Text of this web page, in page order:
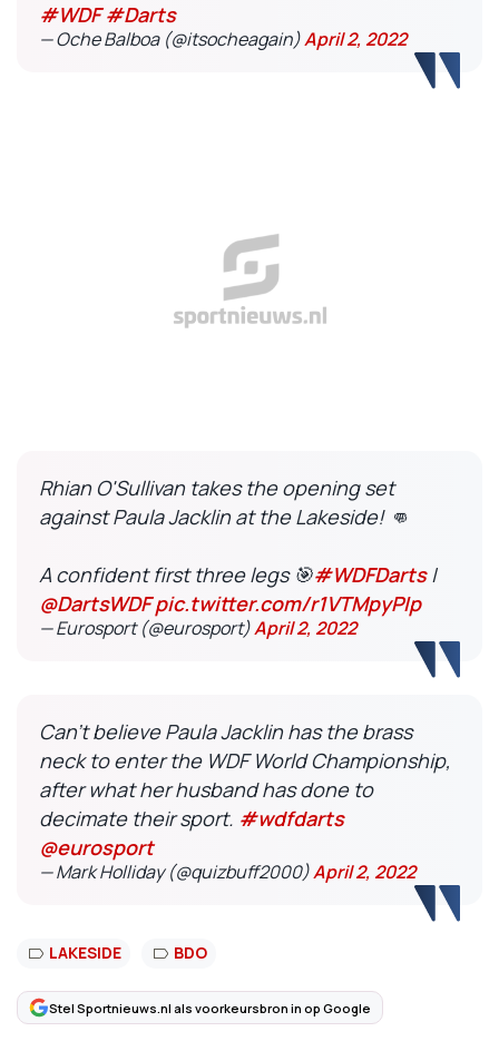
#WDF #Darts
— Oche Balboa (@itsocheagain)April 2, 2022
Rhian O'Sullivan takes the opening set
against Paula Jacklin at the Lakeside! 👊
A confident first three legs 🎯#WDFDarts|
@DartsWDF pic.twitter.com/r1VTMpyPIp
— Eurosport (@eurosport)April 2, 2022
Can’t believe Paula Jacklin has the brass
neck to enter the WDF World Championship,
after what her husband has done to
decimate their sport. #wdfdarts
@eurosport
— Mark Holliday (@quizbuff2000)April 2, 2022
LAKESIDE BDO
Stel Sportnieuws.nl als voorkeursbron in op Google